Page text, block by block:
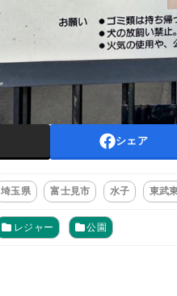
シェア
埼玉県 富士見市 水子 東武
レジャー 公園